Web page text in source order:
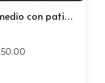
Departamento 2 ambientes y medio con patio y balcón en Lanús Este.
50.00